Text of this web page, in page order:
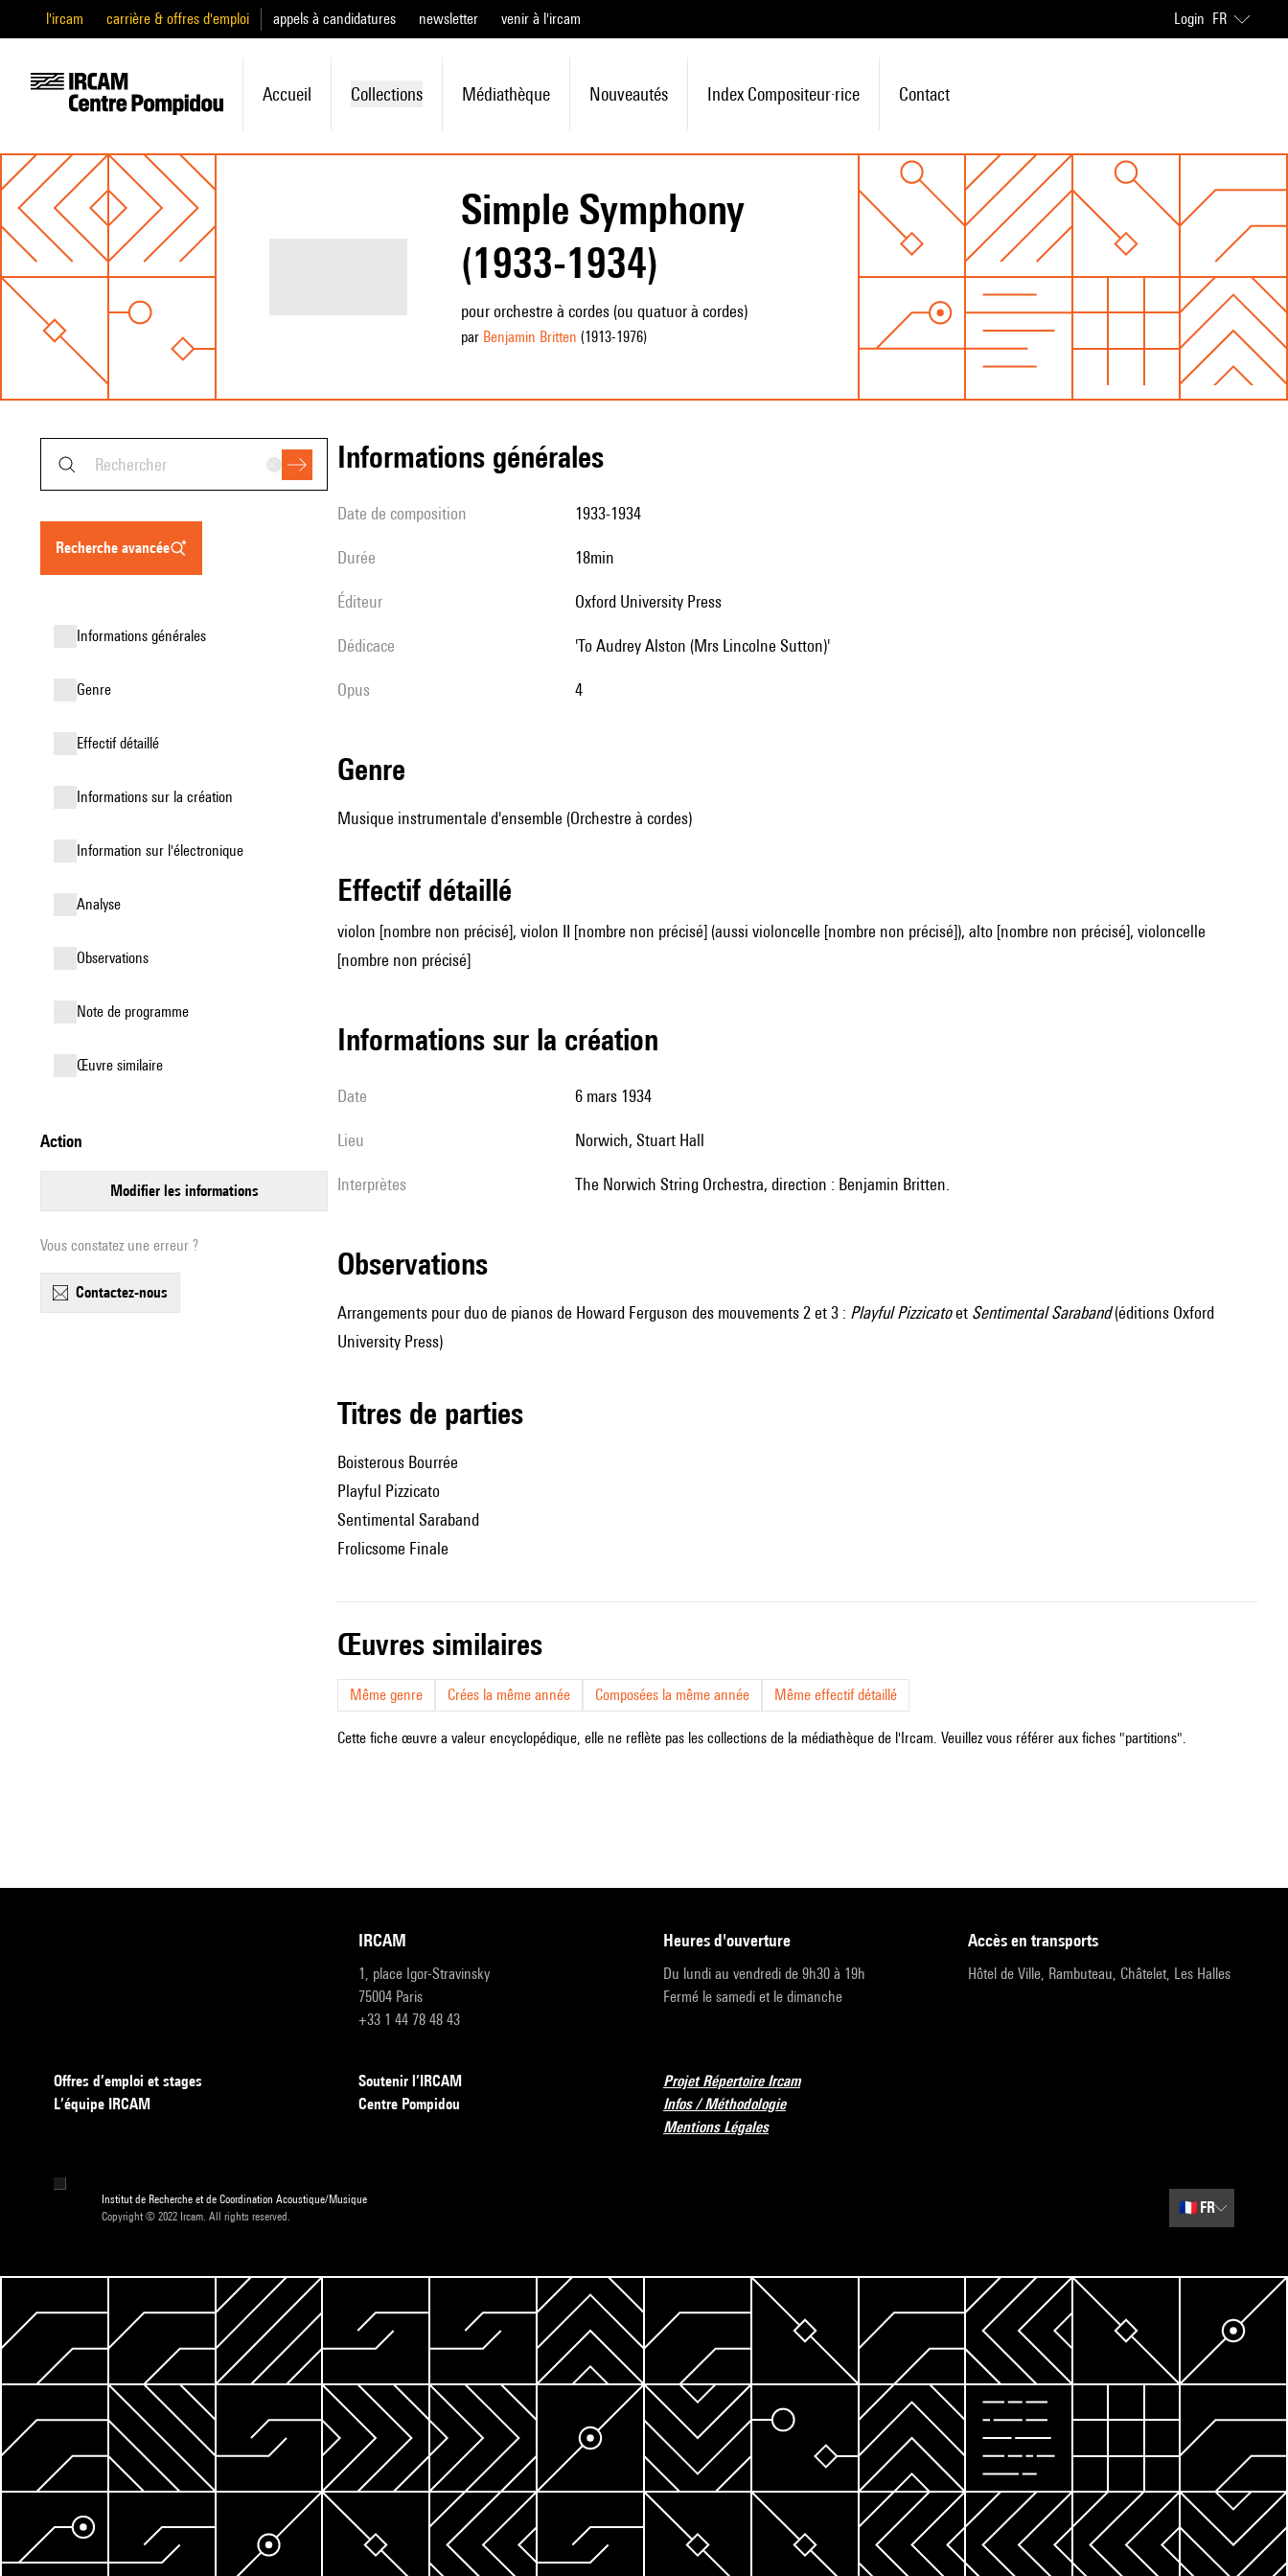
l'ircam carrière & offres d'emploi appels à candidatures newsletter venir à l'ircam Login FR
Accueil Collections Médiathèque Nouveautés Index Compositeur·rice Contact
Simple Symphony
(1933-1934)
pour orchestre à cordes (ou quatuor à cordes)
par Benjamin Britten (1913-1976)
recherche avancée
informations générales
genre
effectif détaillé
informations sur la création
Information sur l'électronique
analyse
observations
Note de programme
œuvre similaire
action
modifier les informations
Vous constatez une erreur ?
contactez-nous
informations générales
date de composition 1933-1934
durée 18min
éditeur Oxford University Press
Dédicace 'To Audrey Alston (Mrs Lincolne Sutton)'
Opus 4
genre
Musique instrumentale d'ensemble (Orchestre à cordes)
effectif détaillé
violon [nombre non précisé], violon II [nombre non précisé] (aussi violoncelle [nombre non précisé]), alto [nombre non précisé], violoncelle
[nombre non précisé]
informations sur la création
date 6 mars 1934
lieu Norwich, Stuart Hall
interprètes The Norwich String Orchestra, direction : Benjamin Britten.
observations
Arrangements pour duo de pianos de Howard Ferguson des mouvements 2 et 3 : Playful Pizzicatoet Sentimental Saraband(éditions Oxford
University Press)
Titres de parties
Boisterous Bourrée
Playful Pizzicato
Sentimental Saraband
Frolicsome Finale
œuvres similaires
Même genre Crées la même année Composées la même année Même effectif détaillé
Cette fiche œuvre a valeur encyclopédique, elle ne reflète pas les collections de la médiathèque de l'Ircam. Veuillez vous référer aux fiches "partitions".
IRCAM
1, place Igor-Stravinsky
75004 Paris
+33 1 44 78 48 43
heures d'ouverture
Du lundi au vendredi de 9h30 à 19h
Fermé le samedi et le dimanche
accès en transports
Hôtel de Ville, Rambuteau, Châtelet, Les Halles
Offres d’emploi et stages
L’équipe IRCAM
Soutenir l’IRCAM
Centre Pompidou
Projet Répertoire Ircam
Infos / Méthodologie
Mentions Légales
Institut de Recherche et de Coordination Acoustique/Musique
Copyright © 2022 Ircam. All rights reserved.
🇫🇷 FR